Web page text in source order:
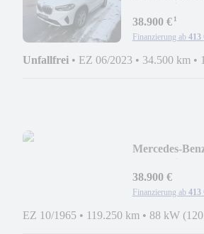
38.900 €¹
Finanzierung ab 413
Unfallfrei • EZ 06/2023 • 34.500 km •
Mercedes-
38.900 €
Finanzierung ab 413
EZ 10/1965 • 119.250 km • 88 kW